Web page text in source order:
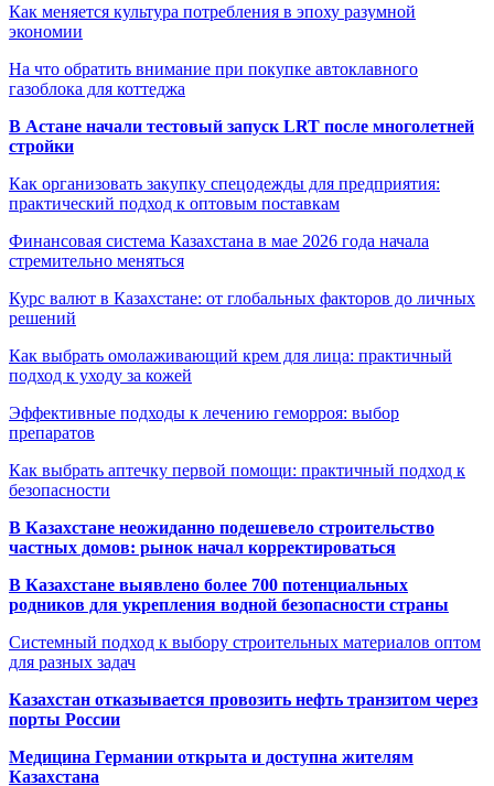
Как меняется культура потребления в эпоху разумной
экономии
На что обратить внимание при покупке автоклавного
газоблока для коттеджа
В Астане начали тестовый запуск LRT после многолетней
стройки
Как организовать закупку спецодежды для предприятия:
практический подход к оптовым поставкам
Финансовая система Казахстана в мае 2026 года начала
стремительно меняться
Курс валют в Казахстане: от глобальных факторов до личных
решений
Как выбрать омолаживающий крем для лица: практичный
подход к уходу за кожей
Эффективные подходы к лечению геморроя: выбор
препаратов
Как выбрать аптечку первой помощи: практичный подход к
безопасности
В Казахстане неожиданно подешевело строительство
частных домов: рынок начал корректироваться
В Казахстане выявлено более 700 потенциальных
родников для укрепления водной безопасности страны
Системный подход к выбору строительных материалов оптом
для разных задач
Казахстан отказывается провозить нефть транзитом через
порты России
Медицина Германии открыта и доступна жителям
Казахстана